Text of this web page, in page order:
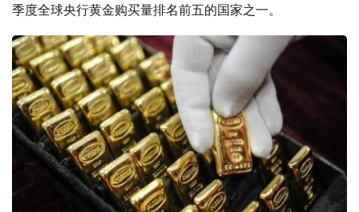
季度全球央行黄金购买量排名前五的国家之一。